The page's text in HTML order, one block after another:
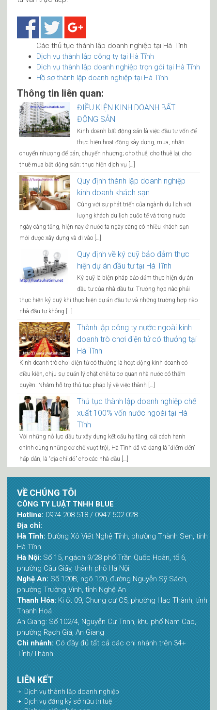
Các thủ tục thành lập doanh nghiệp tại Hà Tĩnh
Dịch vụ thành lập công ty tại Hà Tĩnh
Dịch vụ thành lập doanh nghiệp trọn gói tại Hà Tĩnh
Hồ sơ thành lập doanh nghiệp tại Hà Tĩnh
Thông tin liên quan:
ĐIỀU KIỆN KINH DOANH BẤT
ĐỘNG SẢN
Kinh doanh bất động sản là việc đầu tư vốn để
thực hiện hoạt động xây dựng, mua, nhận
chuyển nhượng để bán, chuyển nhượng; cho thuê, cho thuê lại, cho
thuê mua bất động sản; thực hiện dịch vụ […]
Quy định thành lập doanh nghiệp
kinh doanh khách sạn
Cùng với sự phát triển của ngành du lịch với
lượng khách du lịch quốc tế và trong nước
ngày càng tăng, hiện nay ở nước ta ngày càng có nhiều khách sạn
mới được xây dựng và đi vào […]
Quy định về ký quỹ bảo đảm thực
hiện dự án đầu tư tại Hà Tĩnh
Ký quỹ là biện pháp bảo đảm thực hiện dự án
đầu tư của nhà đầu tư. Trường hợp nào phải
thực hiện ký quỹ khi thực hiện dự án đầu tư và những trường hợp nào
nhà đầu tư không […]
Thành lập công ty nước ngoài kinh
doanh trò chơi điện tử có thưởng tại
Hà Tĩnh
Kinh doanh trò chơi điện tử có thưởng là hoạt động kinh doanh có
điều kiện, chịu sự quản lý chặt chẽ từ cơ quan nhà nước có thẩm
quyền. Nhằm hỗ trợ thủ tục pháp lý về việc thành […]
Thủ tục thành lập doanh nghiệp chế
xuất 100% vốn nước ngoài tại Hà
Tĩnh
Với những nỗ lực đầu tư xây dựng kết cấu hạ tầng, cải cách hành
chính cùng những cơ chế vượt trội, Hà Tĩnh đã và đang là “điểm đến”
hấp dẫn, là “địa chỉ đỏ” cho các nhà đầu […]
VỀ CHÚNG TÔI
CÔNG TY LUẬT TNHH BLUE
Hotline: 0974 208 518 / 0947 502 028
Địa chỉ:
Hà Tĩnh: Đường Xô Viết Nghệ Tĩnh, phường Thành Sen, tỉnh
Hà Tĩnh
Hà Nội: Số 15, ngách 9/28 phố Trần Quốc Hoàn, tổ 6,
phường Cầu Giấy, thành phố Hà Nội
Nghệ An: Số 120B, ngõ 120, đường Nguyễn Sỹ Sách,
phường Trường Vinh, tỉnh Nghệ An
Thanh Hóa: Ki ốt 09, Chung cư C5, phường Hạc Thành, tỉnh
Thanh Hoá
An Giang: Số 102/4, Nguyễn Cư Trinh, khu phố Nam Cao,
phường Rạch Giá, An Giang
Chi nhánh: Có đầy đủ tất cả các chi nhánh trên 34+
Tỉnh/Thành
LIÊN KẾT
Dịch vụ thành lập doanh nghiệp
Dịch vụ đăng ký sở hữu trí tuệ